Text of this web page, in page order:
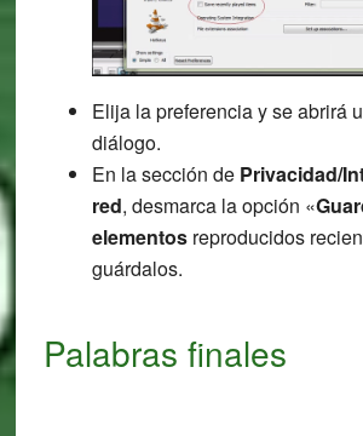
Elija la preferencia y se abrirá
diálogo.
En la sección de Privacidad/
red, desmarca la opción «
elementosreproducidos
guárdalos.
Palabras finales